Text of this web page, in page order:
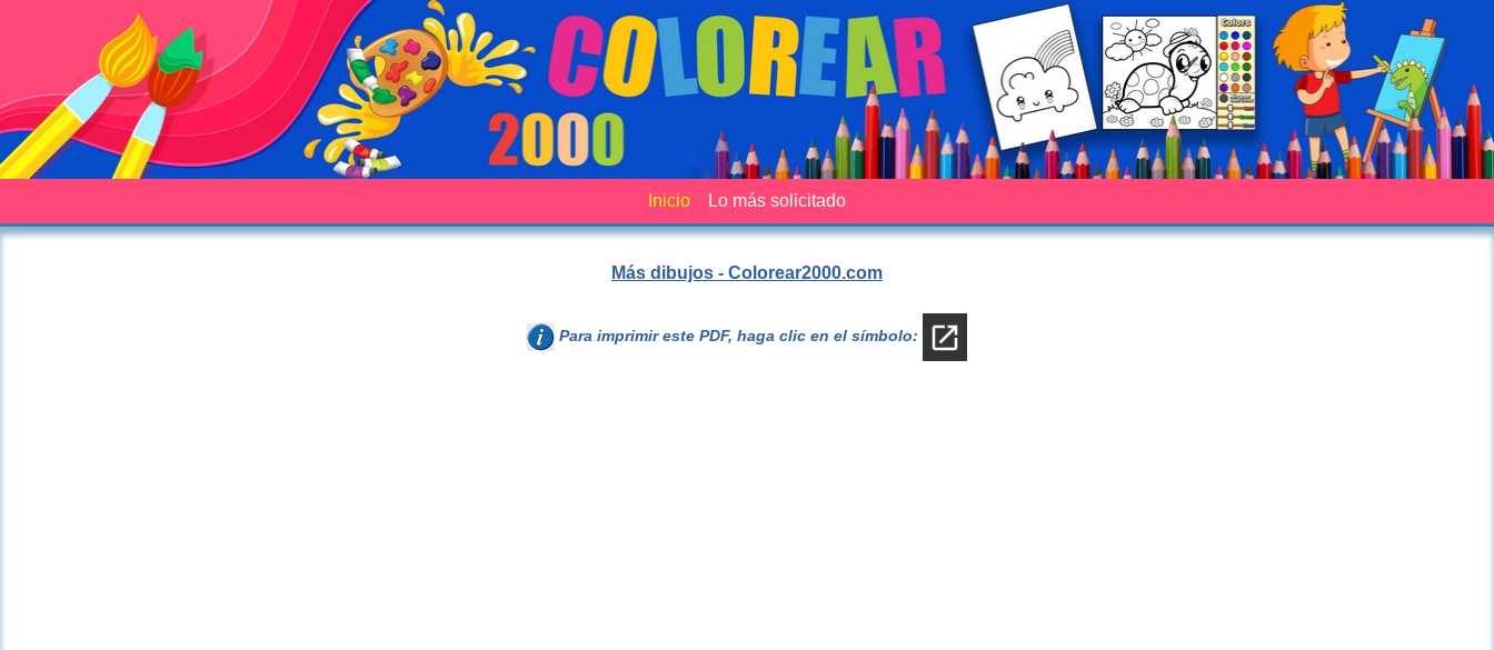
Inicio Lo más solicitado
Más dibujos - Colorear2000.com
Para imprimir este PDF, haga clic en el símbolo: